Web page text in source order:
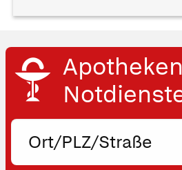
Ort,
oder